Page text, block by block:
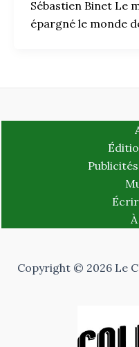
Sébastien Binet Le
épargné le monde
Copyright © 2026 Le